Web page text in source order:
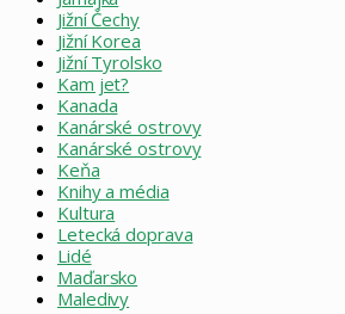
Jižní Čechy
Jižní Korea
Jižní Tyrolsko
Kam jet?
Kanada
Kanárské ostrovy
Kanárské ostrovy
Keňa
Knihy a média
Kultura
Letecká doprava
Lidé
Maďarsko
Maledivy